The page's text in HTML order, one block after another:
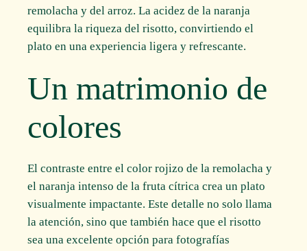
remolacha y del arroz. La acidez de la naranja
equilibra la riqueza del risotto, convirtiendo el
plato en una experiencia ligera y refrescante.
Un matrimonio de
colores
El contraste entre el color rojizo de la remolacha y
el naranja intenso de la fruta cítrica crea un plato
visualmente impactante. Este detalle no solo llama
la atención, sino que también hace que el risotto
sea una excelente opción para fotografías